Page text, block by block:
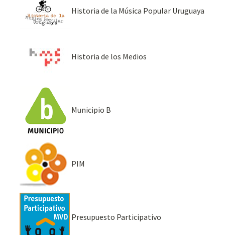
Historia de la Música Popular Uruguaya
Historia de los Medios
Municipio B
PIM
Presupuesto Participativo